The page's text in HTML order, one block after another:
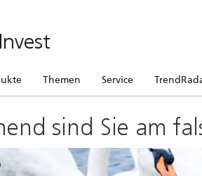
Themen Service
sind Sie am